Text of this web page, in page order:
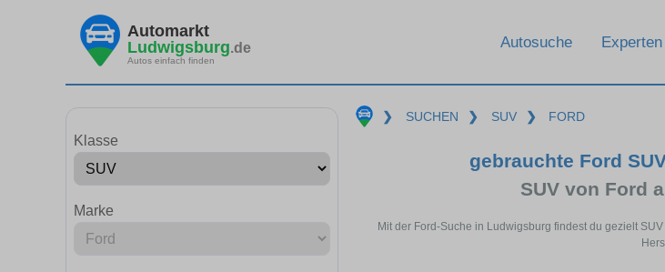
Automarkt
Ludwigsburg.de
Autos einfach finden
Autosuche
Klasse
Marke
❯ SUCHEN ❯ SUV ❯ FORD
gebrauchte Ford
SUV von Ford
Mit der Ford-Suche in Ludwigsburg findest du gezielt